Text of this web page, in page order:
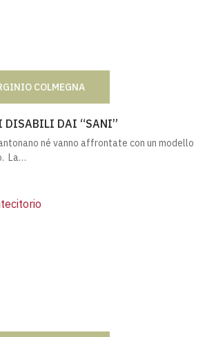
COLMEGNA
DISABILI DAI “SANI”
né vanno affrontate con un modello
La…